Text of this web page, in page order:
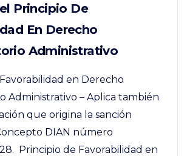
Principio De
En Derecho
Administrativo
en Derecho
Administrativo – Aplica también
que origina la sanción
DIAN número
Principio de Favorabilidad en